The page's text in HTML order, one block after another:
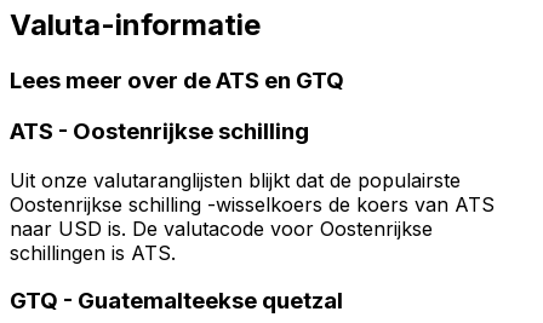
Valuta-informatie
Lees meer over de ATS en GTQ
ATS - Oostenrijkse schilling
Uit onze valutaranglijsten blijkt dat de populairste
Oostenrijkse schilling -wisselkoers de koers van ATS
naar USD is. De valutacode voor Oostenrijkse
schillingen is ATS.
GTQ - Guatemalteekse quetzal